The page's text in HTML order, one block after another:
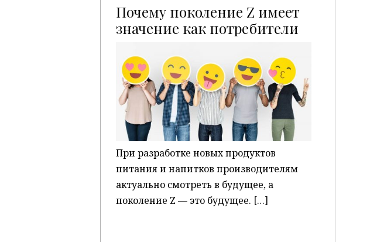
Почему поколение Z имеет
значение как потребители
P
При разработке новых продуктов
питания и напитков производителям
актуально смотреть в будущее, а
поколение Z — это будущее. […]